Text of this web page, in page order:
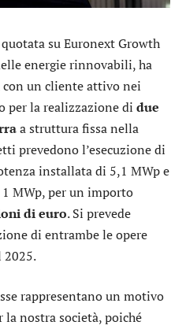
su Euronext Growth
energie rinnovabili, ha
con un cliente attivo nei
per la realizzazione di due
a struttura fissa nella
prevedono l’esecuzione di
installata di 5,1 MWp e
MWp, per un importo
di euro. Si prevede
di entrambe le opere
2025.
rappresentano un motivo
nostra società, poiché